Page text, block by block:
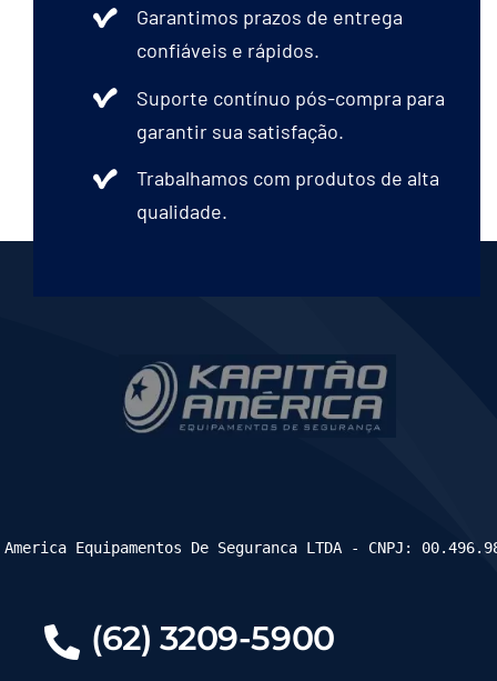
Garantimos prazos de entrega
confiáveis e rápidos.
Suporte contínuo pós-compra para
garantir sua satisfação.
Trabalhamos com produtos de alta
qualidade.
(62) 3209-5900
Equipamentos De Seguranca LTDA - CNPJ: